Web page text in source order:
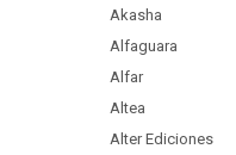
Akasha
Alfaguara
Alfar
Altea
Alter Ediciones